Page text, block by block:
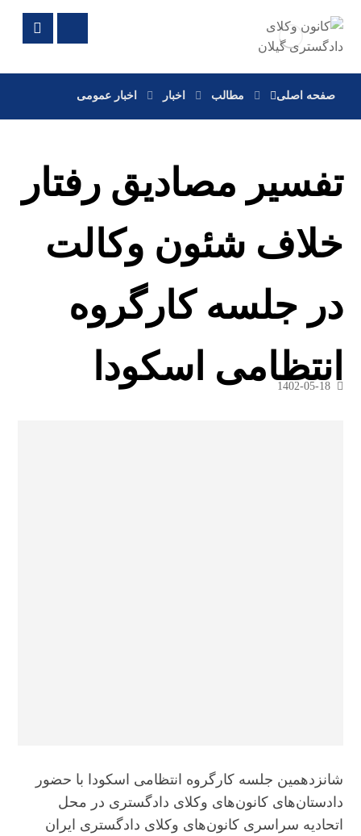
صفحه اصلی مطالب اخبار اخبار عمومی
تفسیر مصادیق رفتار
خلاف شئون وکالت
در جلسه کارگروه
انتظامی اسکودا
1402-05-18
شانزدهمین جلسه کارگروه انتظامی اسکودا با حضور
دادستان‌های کانون‌های وکلای دادگستری در محل
اتحادیه سراسری کانون‌های وکلای دادگستری ایران